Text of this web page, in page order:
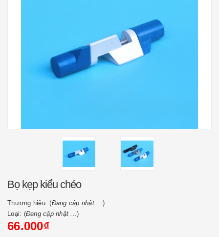
Bọ kẹp kiểu chéo
Thương hiệu: (Đang cập nhật ...)
Loại: (Đang cập nhật ...)
66.000₫